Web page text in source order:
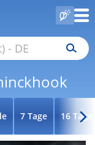
7 Tage 16 Tage